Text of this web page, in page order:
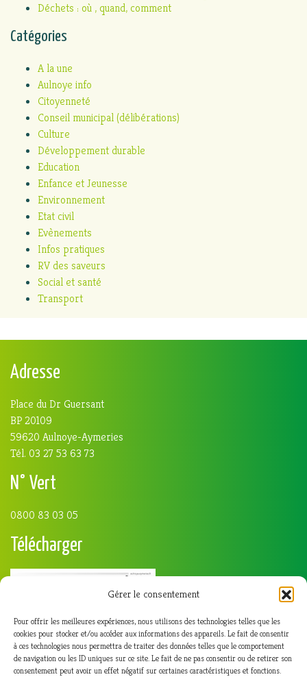
Gérer le consentement
Pour offrir les meilleures expériences, nous utilisons des technologies telles que les
cookies pour stocker et/ou accéder aux informations des appareils. Le fait de consentir
à ces technologies nous permettra de traiter des données telles que le comportement
de navigation ou les ID uniques sur ce site. Le fait de ne pas consentir ou de retirer son
consentement peut avoir un effet négatif sur certaines caractéristiques et fonctions.
Déchets : où , quand, comment
Catégories
A la une
Aulnoye info
Citoyenneté
Conseil municipal (délibérations)
Culture
Développement durable
Education
Enfance et Jeunesse
Environnement
Etat civil
Evènements
Infos pratiques
RV des saveurs
Social et santé
Transport
Adresse
Place du Dr Guersant
BP 20109
59620 Aulnoye-Aymeries
Tél. 03 27 53 63 73
N° Vert
0800 83 03 05
Télécharger